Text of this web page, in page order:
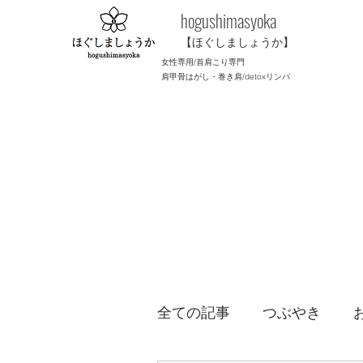
​hogushimasyoka
【ほぐしましょうか】
女性専用/首肩こり専門
肩甲骨はがし・巻き肩/detoxリンパ
全ての記事 つぶやき